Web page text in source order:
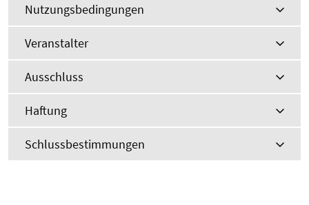
Nutzungsbedingungen
Veranstalter
Ausschluss
Haftung
Schlussbestimmungen